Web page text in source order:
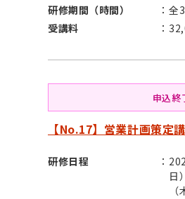
研修期間（時間）
全
受講料
申込終
【No.17】営業計画策定
研修日程
日